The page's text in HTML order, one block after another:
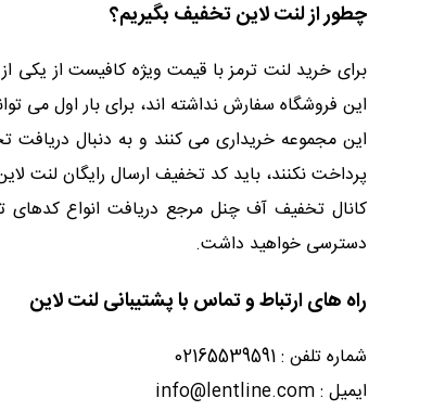
چطور از لنت لاین تخفیف بگیریم؟
برای خرید لنت ترمز با قیمت ویژه کافیست از یکی
این فروشگاه سفارش نداشته اند، برای بار اول می
این مجموعه خریداری می کنند و به دنبال دریافت
پرداخت نکنند، باید کد تخفیف ارسال رایگان لنت
کانال تخفیف آف چنل مرجع دریافت انواع
دسترسی خواهید داشت.
راه های ارتباط و تماس با پشتیبانی لنت لاین
شماره تلفن : 02165539591
ایمیل : info@lentline.com